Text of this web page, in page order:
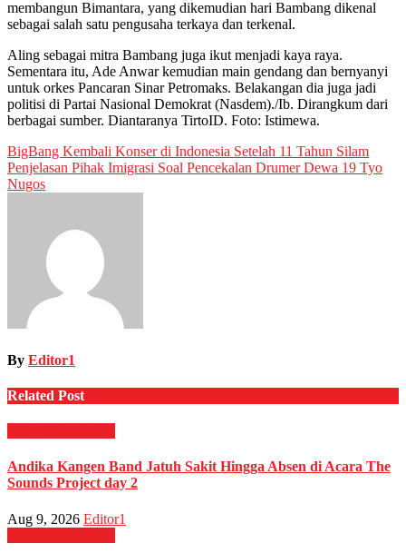
membangun Bimantara, yang dikemudian hari Bambang dikenal
sebagai salah satu pengusaha terkaya dan terkenal.
Aling sebagai mitra Bambang juga ikut menjadi kaya raya.
Sementara itu, Ade Anwar kemudian main gendang dan bernyanyi
untuk orkes Pancaran Sinar Petromaks. Belakangan dia juga jadi
politisi di Partai Nasional Demokrat (Nasdem)./Ib. Dirangkum dari
berbagai sumber. Diantaranya TirtoID. Foto: Istimewa.
Post
navigation
BigBang Kembali Konser di Indonesia Setelah 11 Tahun Silam
Penjelasan Pihak Imigrasi Soal Pencekalan Drumer Dewa 19 Tyo
Nugos
By Editor1
Related Post
Andika Kangen Band Jatuh Sakit Hingga Absen di Acara The
Sounds Project day 2
Aug 9, 2026 Editor1